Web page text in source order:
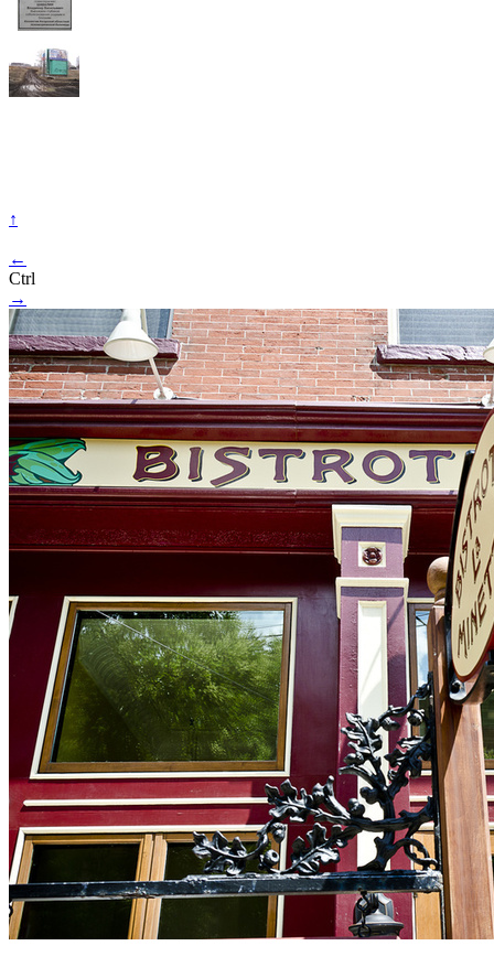
↑
←
Ctrl
→